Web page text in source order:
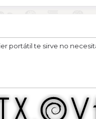
portátil te sirve no